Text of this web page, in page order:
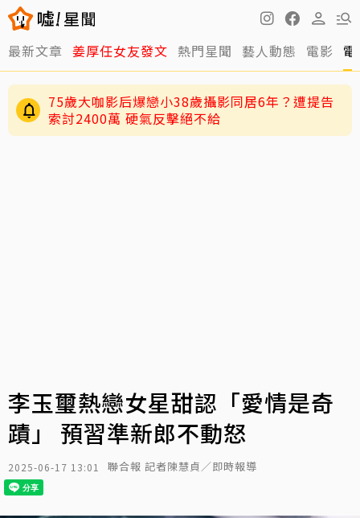
最新文章 姜厚任女友發文 熱門星聞 藝人動態 電影
75歲大咖影后爆戀小38歲攝影同居6年？遭提告
索討2400萬 硬氣反擊絕不給
李玉璽熱戀女星甜認「愛情是奇
蹟」 預習準新郎不動怒
2025-06-17 13:01 聯合報 記者陳慧貞／即時報導